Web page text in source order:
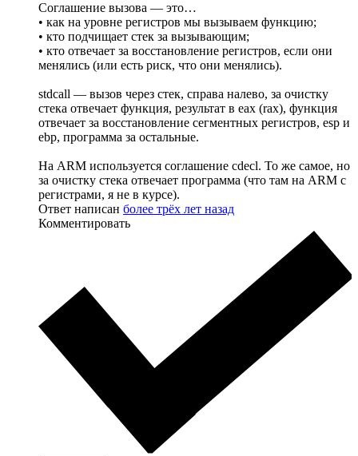
Соглашение вызова — это…
• как на уровне регистров мы вызываем функцию;
• кто подчищает стек за вызывающим;
• кто отвечает за восстановление регистров, если они
менялись (или есть риск, что они менялись).
stdcall — вызов через стек, справа налево, за очистку
стека отвечает функция, результат в eax (rax), функция
отвечает за восстановление сегментных регистров, esp и
ebp, программа за остальные.
На ARM используется соглашение cdecl. То же самое, но
за очистку стека отвечает программа (что там на ARM с
регистрами, я не в курсе).
Ответ написан более трёх лет назад
Комментировать